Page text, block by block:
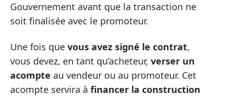
Gouvernement avant que la transaction ne
soit finalisée avec le promoteur.
Une fois que vous avez signé le contrat,
vous devez, en tant qu’acheteur, verser un
acompte au vendeur ou au promoteur. Cet
acompte servira à financer la construction